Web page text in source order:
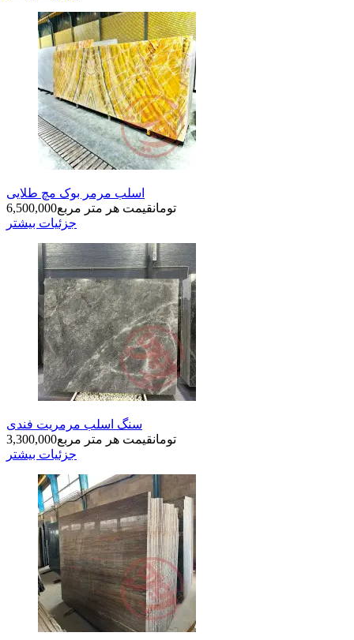
اسلب مرمر بوک مچ طلایی
6,500,000
تومانقیمت هر متر مربع
جزئیات بیشتر
سنگ اسلب مرمریت فندی
3,300,000
تومانقیمت هر متر مربع
جزئیات بیشتر